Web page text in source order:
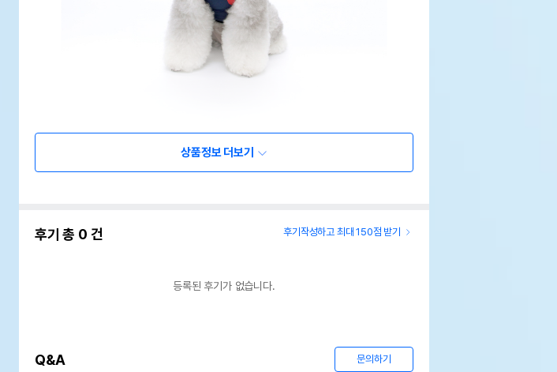
상품정보 더보기
후기 총 0 건 후기작성하고 최대 150점 받기
등록된 후기가 없습니다.
Q&A 문의하기